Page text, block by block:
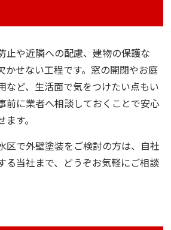
止や近隣への配慮、建物の保護な
かせない工程です。窓の開閉やお庭
など、生活面で気をつけたい点もい
前に業者へ相談しておくことで安心
す。
区で外壁塗装をご検討の方は、自社
る当社まで、どうぞお気軽にご相談